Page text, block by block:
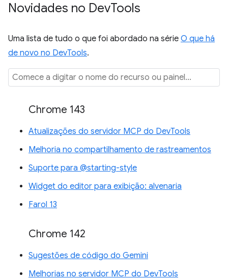
Novidades no DevTools
Uma lista de tudo o que foi abordado na série O que há
de novo no DevTools.
Chrome 143
Atualizações do servidor MCP do DevTools
Melhoria no compartilhamento de rastreamentos
Suporte para @starting-style
Widget do editor para exibição: alvenaria
Farol 13
Chrome 142
Sugestões de código do Gemini
Melhorias no servidor MCP do DevTools